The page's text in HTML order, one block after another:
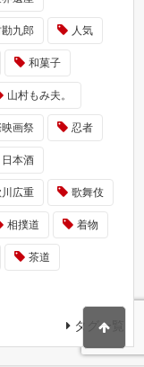
九郎 人気
和菓子
山村もみ夫。
画祭 忍者
日本酒
川広重 歌舞伎
相撲道 着物
茶道
タグ一覧